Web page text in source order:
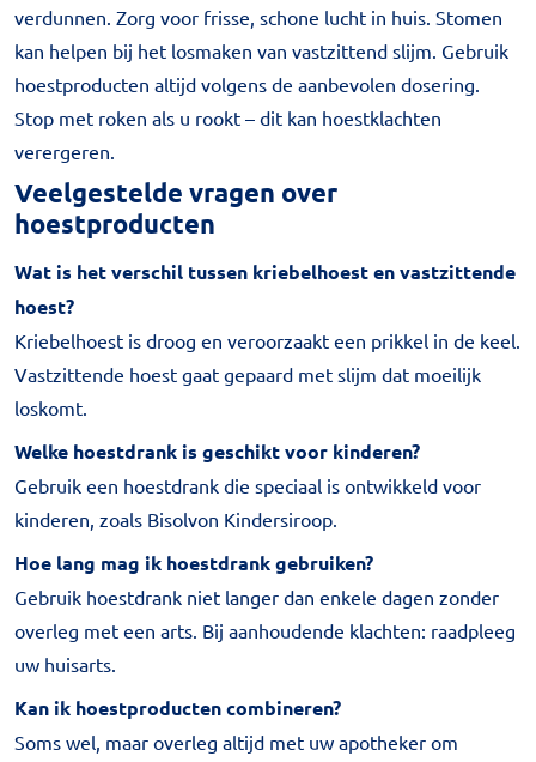
verdunnen. Zorg voor frisse, schone lucht in huis. Stomen
kan helpen bij het losmaken van vastzittend slijm. Gebruik
hoestproducten altijd volgens de aanbevolen dosering.
Stop met roken als u rookt – dit kan hoestklachten
verergeren.
Veelgestelde vragen over
hoestproducten
Wat is het verschil tussen kriebelhoest en vastzittende
hoest?
Kriebelhoest is droog en veroorzaakt een prikkel in de keel.
Vastzittende hoest gaat gepaard met slijm dat moeilijk
loskomt.
Welke hoestdrank is geschikt voor kinderen?
Gebruik een hoestdrank die speciaal is ontwikkeld voor
kinderen, zoals Bisolvon Kindersiroop.
Hoe lang mag ik hoestdrank gebruiken?
Gebruik hoestdrank niet langer dan enkele dagen zonder
overleg met een arts. Bij aanhoudende klachten: raadpleeg
uw huisarts.
Kan ik hoestproducten combineren?
Soms wel, maar overleg altijd met uw apotheker om